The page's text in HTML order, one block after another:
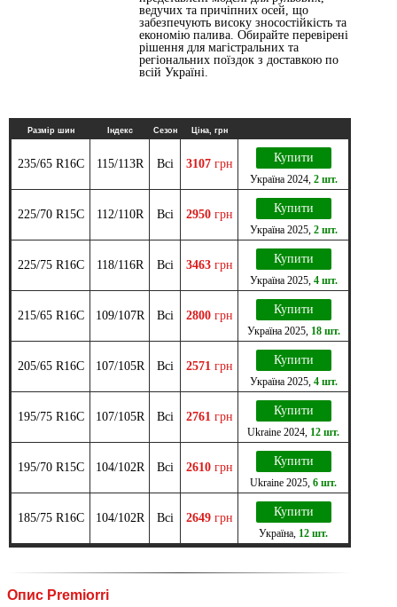
ведучих та причіпних осей, що
забезпечують високу зносостійкість та
економію палива. Обирайте перевірені
рішення для магістральних та
регіональних поїздок з доставкою по
всій Україні.
Размір шин Індекс Сезон Ціна, грн
235/65 R16C 115/113R Всі 3107 грн Купити
Україна2024, 2 шт.
225/70 R15C 112/110R Всі 2950 грн Купити
Україна2025, 2 шт.
225/75 R16C 118/116R Всі 3463 грн Купити
Україна2025, 4 шт.
215/65 R16C 109/107R Всі 2800 грн Купити
Україна2025, 18 шт.
205/65 R16C 107/105R Всі 2571 грн Купити
Україна2025, 4 шт.
195/75 R16C 107/105R Всі 2761 грн Купити
Ukraine 2024 12 шт.
195/70 R15C 104/102R Всі 2610 грн Купити
Ukraine 2025 6 шт.
185/75 R16C 104/102R Всі 2649 грн Купити
Україна 12 шт.
Опис Premiorri